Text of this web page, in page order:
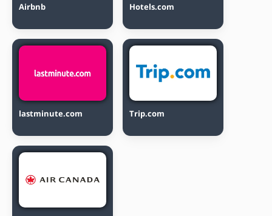
Airbnb Hotels.com
lastminute.com Trip.com